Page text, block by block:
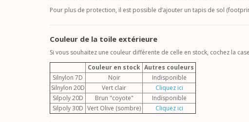
Pour plus de protection, il est possible d’ajouter un tapis de sol
Couleur de la toile extérieure
Si vous souhaitez une couleur différente de celle en stock, cochez la
Couleur en stock Autres couleurs
Silnylon 7D
Noir
Indisponible
Silnylon 20D
Vert clair
Cliquez ici
Silpoly 20D
Brun "coyote"
Indisponible
Silpoly 30D Vert Olive (sombre) Cliquez ici